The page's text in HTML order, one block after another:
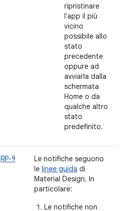
ripristinare
l'app il più
vicino
possibile allo
stato
precedente
oppure ad
avviarla dalla
schermata
Home o da
qualche altro
stato
predefinito.
RP-9
Le notifiche seguono
le linee guida di
Material Design. In
particolare:
Le notifiche non